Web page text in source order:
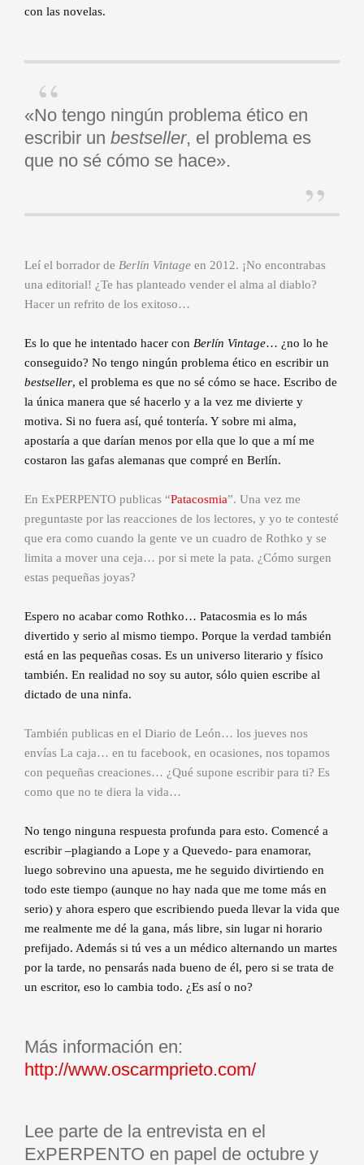
con las novelas.
«No tengo ningún problema ético en
escribir un bestseller, el problema es
que no sé cómo se hace».
Leí el borrador de Berlín Vintage en 2012. ¡No encontrabas
una editorial! ¿Te has planteado vender el alma al diablo?
Hacer un refrito de los exitoso…
Es lo que he intentado hacer con Berlín Vintage… ¿no lo he
conseguido? No tengo ningún problema ético en escribir un
bestseller, el problema es que no sé cómo se hace. Escribo de
la única manera que sé hacerlo y a la vez me divierte y
motiva. Si no fuera así, qué tontería. Y sobre mi alma,
apostaría a que darían menos por ella que lo que a mí me
costaron las gafas alemanas que compré en Berlín.
En ExPERPENTO publicas “Patacosmia”. Una vez me
preguntaste por las reacciones de los lectores, y yo te contesté
que era como cuando la gente ve un cuadro de Rothko y se
limita a mover una ceja… por si mete la pata. ¿Cómo surgen
estas pequeñas joyas?
Espero no acabar como Rothko… Patacosmia es lo más
divertido y serio al mismo tiempo. Porque la verdad también
está en las pequeñas cosas. Es un universo literario y físico
también. En realidad no soy su autor, sólo quien escribe al
dictado de una ninfa.
También publicas en el Diario de León… los jueves nos
envías La caja… en tu facebook, en ocasiones, nos topamos
con pequeñas creaciones… ¿Qué supone escribir para ti? Es
como que no te diera la vida…
No tengo ninguna respuesta profunda para esto. Comencé a
escribir –plagiando a Lope y a Quevedo- para enamorar,
luego sobrevino una apuesta, me he seguido divirtiendo en
todo este tiempo (aunque no hay nada que me tome más en
serio) y ahora espero que escribiendo pueda llevar la vida que
me realmente me dé la gana, más libre, sin lugar ni horario
prefijado. Además si tú ves a un médico alternando un martes
por la tarde, no pensarás nada bueno de él, pero si se trata de
un escritor, eso lo cambia todo. ¿Es así o no?
Más información en:
http://www.oscarmprieto.com/
Lee parte de la entrevista en el
ExPERPENTO en papel de octubre y